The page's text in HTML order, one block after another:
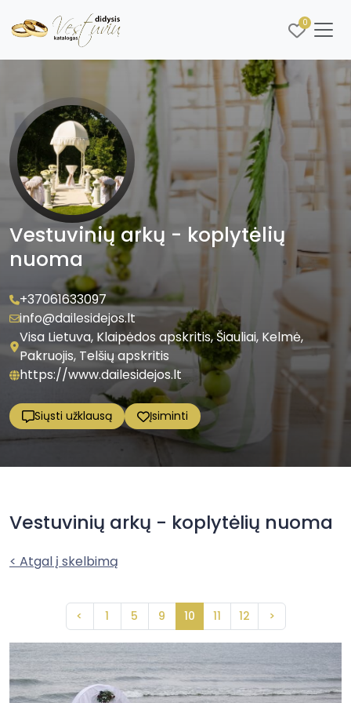
0
Vestuvinių arkų - koplytėlių
nuoma
+37061633097
info@dailesidejos.lt
Visa Lietuva, Klaipėdos apskritis, Šiauliai, Kelmė,
Pakruojis, Telšių apskritis
https://www.dailesidejos.lt
Siųsti užklausą Įsiminti
Vestuvinių arkų - koplytėlių nuoma
< Atgal į skelbimą
< 1 5 9 10 11 12 >